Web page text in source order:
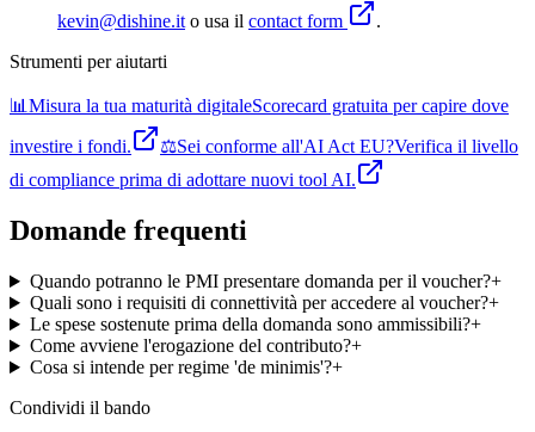
kevin@dishine.it o usa il contact form
.
Strumenti per aiutarti
📊 Misura la tua maturità digitaleScorecard gratuita per capire dove
investire i fondi.
⚖️Sei conforme all'AI Act EU?Verifica il livello
di compliance prima di adottare nuovi tool AI.
Domande frequenti
Quando potranno le PMI presentare domanda per il voucher?+
Quali sono i requisiti di connettività per accedere al voucher?+
Le spese sostenute prima della domanda sono ammissibili?+
Come avviene l'erogazione del contributo?+
Cosa si intende per regime 'de minimis'?+
Condividi il bando